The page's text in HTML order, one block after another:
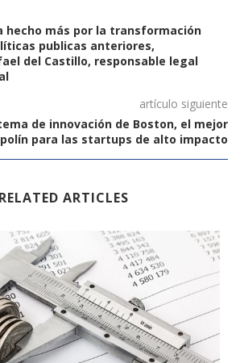
hecho más por la transformación
publicas anteriores,
del Castillo, responsable legal
artículo siguiente
de innovación de Boston, el mejor
para las startups de alto impacto
RELATED ARTICLES